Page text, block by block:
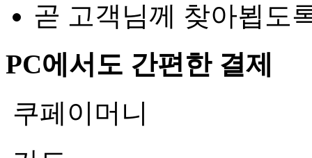
곧 고객님께 찾아뵙도
PC에서도 간편한 결제
쿠페이머니